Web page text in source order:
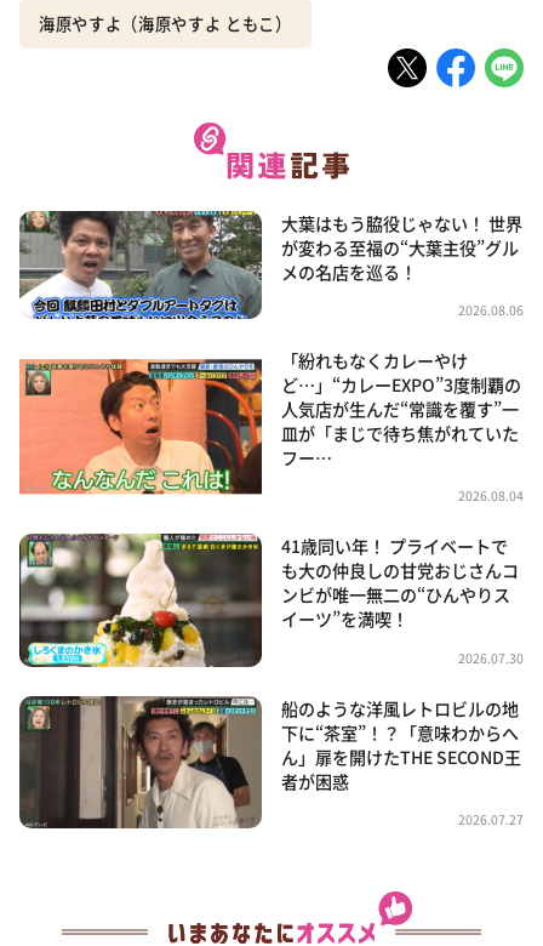
海原やすよ（海原やすよ ともこ）
大葉はもう脇役じゃない！ 世界
が変わる至福の“大葉主役”グル
メの名店を巡る！
2026.08.06
「紛れもなくカレーやけ
ど…」“カレーEXPO”3度制覇の
人気店が生んだ“常識を覆す”一
皿が「まじで待ち焦がれていた
フー…
2026.08.04
41歳同い年！ プライベートで
も大の仲良しの甘党おじさんコ
ンビが唯一無二の“ひんやりス
イーツ”を満喫！
2026.07.30
船のような洋風レトロビルの地
下に“茶室”！？「意味わからへ
ん」扉を開けたTHE SECOND王
者が困惑
2026.07.27